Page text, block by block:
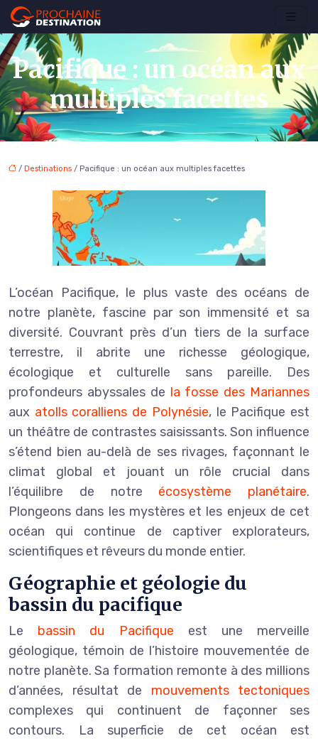
Pacifique : un océan aux
multiples facettes
/ Destinations / Pacifique : un océan aux multiples facettes
L’océan Pacifique, le plus vaste des océans de
notre planète, fascine par son immensité et sa
diversité. Couvrant près d’un tiers de la surface
terrestre, il abrite une richesse géologique,
écologique et culturelle sans pareille. Des
profondeurs abyssales de la fosse des Mariannes
aux atolls coralliens de Polynésie, le Pacifique est
un théâtre de contrastes saisissants. Son influence
s’étend bien au-delà de ses rivages, façonnant le
climat global et jouant un rôle crucial dans
l’équilibre de notre écosystème planétaire.
Plongeons dans les mystères et les enjeux de cet
océan qui continue de captiver explorateurs,
scientifiques et rêveurs du monde entier.
Géographie et géologie du
bassin du pacifique
Le bassin du Pacifique est une merveille
géologique, témoin de l’histoire mouvementée de
notre planète. Sa formation remonte à des millions
d’années, résultat de mouvements tectoniques
complexes qui continuent de façonner ses
contours. La superficie de cet océan est